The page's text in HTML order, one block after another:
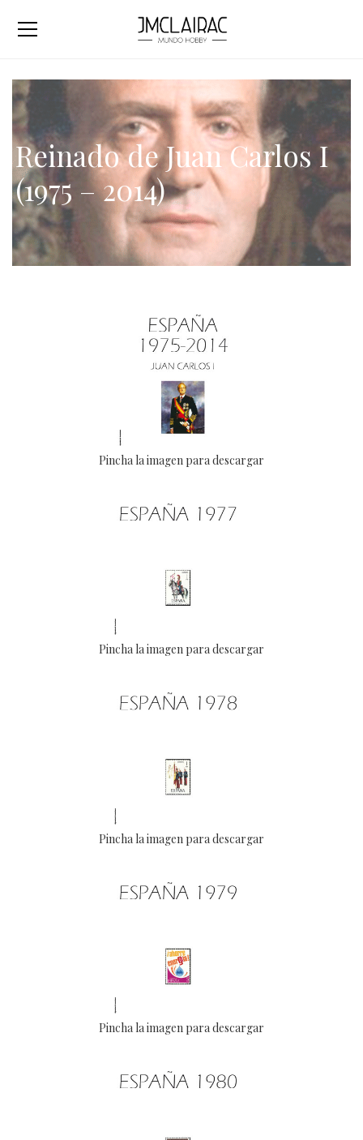
Reinado de Juan Carlos I
(1975 – 2014)
Pincha la imagen para descargar
Pincha la imagen para descargar
Pincha la imagen para descargar
Pincha la imagen para descargar